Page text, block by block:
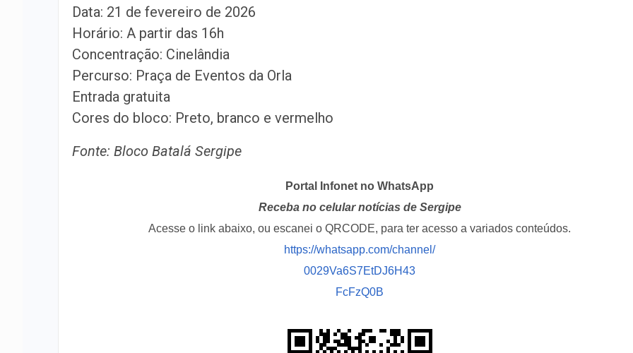
Data: 21 de fevereiro de 2026
Horário: A partir das 16h
Concentração: Cinelândia
Percurso: Praça de Eventos da Orla
Entrada gratuita
Cores do bloco: Preto, branco e vermelho
Fonte: Bloco Batalá Sergipe
Portal Infonet no WhatsApp
Receba no celular notícias de Sergipe
Acesse o link abaixo, ou escanei o QRCODE, para ter acesso a variados conteúdos.
https://whatsapp.com/channel/
0029Va6S7EtDJ6H43
FcFzQ0B